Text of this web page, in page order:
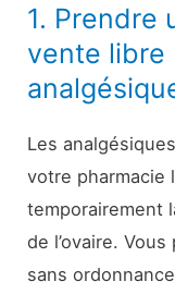
1. Prendre
vente libre
Les
votre pharmacie
temporairement
de l’ovaire.
sans